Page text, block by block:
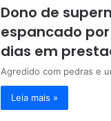
Dono de
espancado
dias em
Agredido com pedras e
Leia mais »